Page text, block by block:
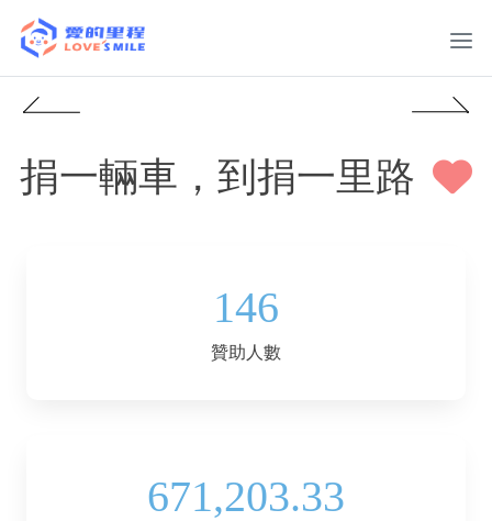
捐一輛車，到捐一里路
146
贊助人數
671,203.33